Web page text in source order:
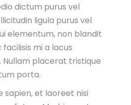
dictum purus vel
ligula purus vel
elementum, non blandit
mi a lacus
placerat tristique
porta.
sapien, et laoreet nisi